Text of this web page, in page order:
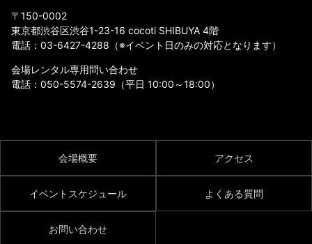
〒150-0002
東京都渋谷区渋谷1-23-16 cocoti SHIBUYA 4階
電話： 03-6427-4288 （※イベント日のみの対応となります）
会場レンタル専用問い合わせ
電話： 050-5574-2639 （平日 10:00～18:00）
会場概要 アクセス
イベントスケジュール よくある質問
お問い合わせ